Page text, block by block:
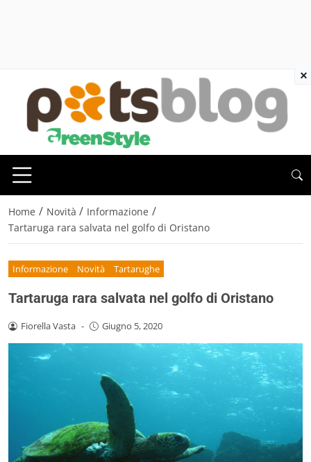
Home / Novità / Informazione /
Tartaruga rara salvata nel golfo di Oristano
Informazione Novità Tartarughe
Tartaruga rara salvata nel golfo di Oristano
Fiorella Vasta - Giugno 5, 2020
×